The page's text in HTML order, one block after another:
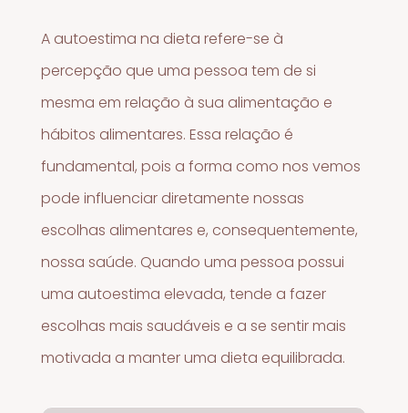
A autoestima na dieta refere-se à
percepção que uma pessoa tem de si
mesma em relação à sua alimentação e
hábitos alimentares. Essa relação é
fundamental, pois a forma como nos vemos
pode influenciar diretamente nossas
escolhas alimentares e, consequentemente,
nossa saúde. Quando uma pessoa possui
uma autoestima elevada, tende a fazer
escolhas mais saudáveis e a se sentir mais
motivada a manter uma dieta equilibrada.